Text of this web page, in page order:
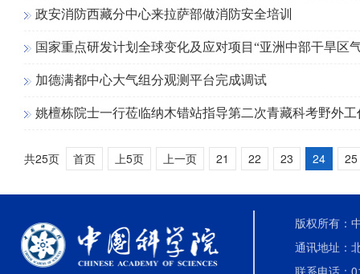
政安消防西藏分中心来拉萨部做消防安全培训
国家重点研发计划全球变化及应对项目“亚洲中部干旱
加德满都中心大气组分观测平台完成调试
姚檀栋院士一行莅临纳木错站指导第二次青藏科考野外工
共25页 首页 上5页 上一页 21 22 23 24 25
版权所有：
通讯地址：
联系电话：